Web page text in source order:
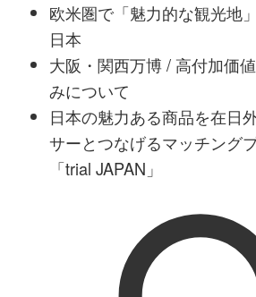
欧米圏で「魅力的な観光地
日本
大阪・関西万博 / 高付加価
みについて
日本の魅力ある商品を在日
サーとつなげるマッチング
「trial JAPAN」